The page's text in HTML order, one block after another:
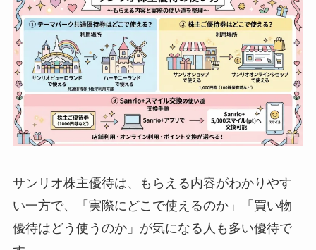
サンリオ株主優待は、もらえる内容がわかりやす
い一方で、「実際にどこで使えるのか」「買い物
優待はどう使うのか」が気になる人も多い優待で